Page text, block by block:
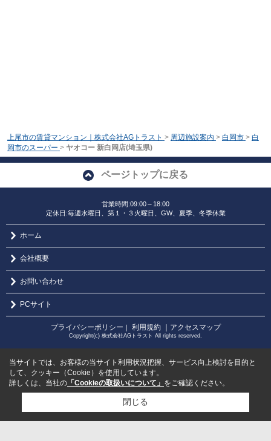
上尾市の賃貸マンション｜株式会社AGトラスト > 周辺施設案内 > 白岡市 > 白
岡市のスーパー > ヤオコー 新白岡店(埼玉県)
ページトップに戻る
営業時間:09:00～18:00
定休日:毎週水曜日、第１・３火曜日、GW、夏季、冬季休業
ホーム
会社概要
お問い合わせ
PCサイト
プライバシーポリシー ｜ 利用規約 ｜アクセスマップ
Copyright(c) 株式会社AGトラスト All rights reserved.
当サイトでは、お客様の当サイト利用状況把握、サービス向上検討を目的と
して、クッキー（Cookie）を使用しています。
詳しくは、当社の 「Cookieの取扱いについて」 をご確認ください。
閉じる